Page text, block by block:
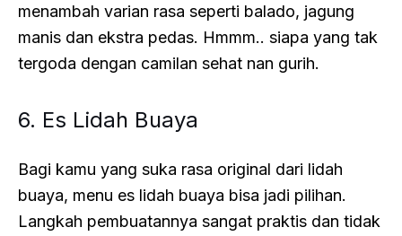
menambah varian rasa seperti balado, jagung
manis dan ekstra pedas. Hmmm.. siapa yang tak
tergoda dengan camilan sehat nan gurih.
6. Es Lidah Buaya
Bagi kamu yang suka rasa original dari lidah
buaya, menu es lidah buaya bisa jadi pilihan.
Langkah pembuatannya sangat praktis dan tidak